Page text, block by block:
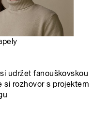
udržet fanouškovskou
si rozhovor s projektem